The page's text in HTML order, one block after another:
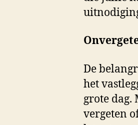
De
het
grote dag.
vergeten